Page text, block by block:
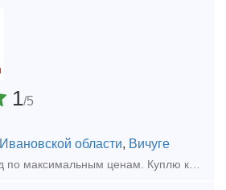
1/5
Ивановской области, Вичуге
Куплю кaбeль провод по максимальным ценам. Куплю кабель силовой, кабель контрольный, кабель гибкий шланговый, провод с хранения, невостребованный, неликвид, остатки, новый, оптом, Дорого.